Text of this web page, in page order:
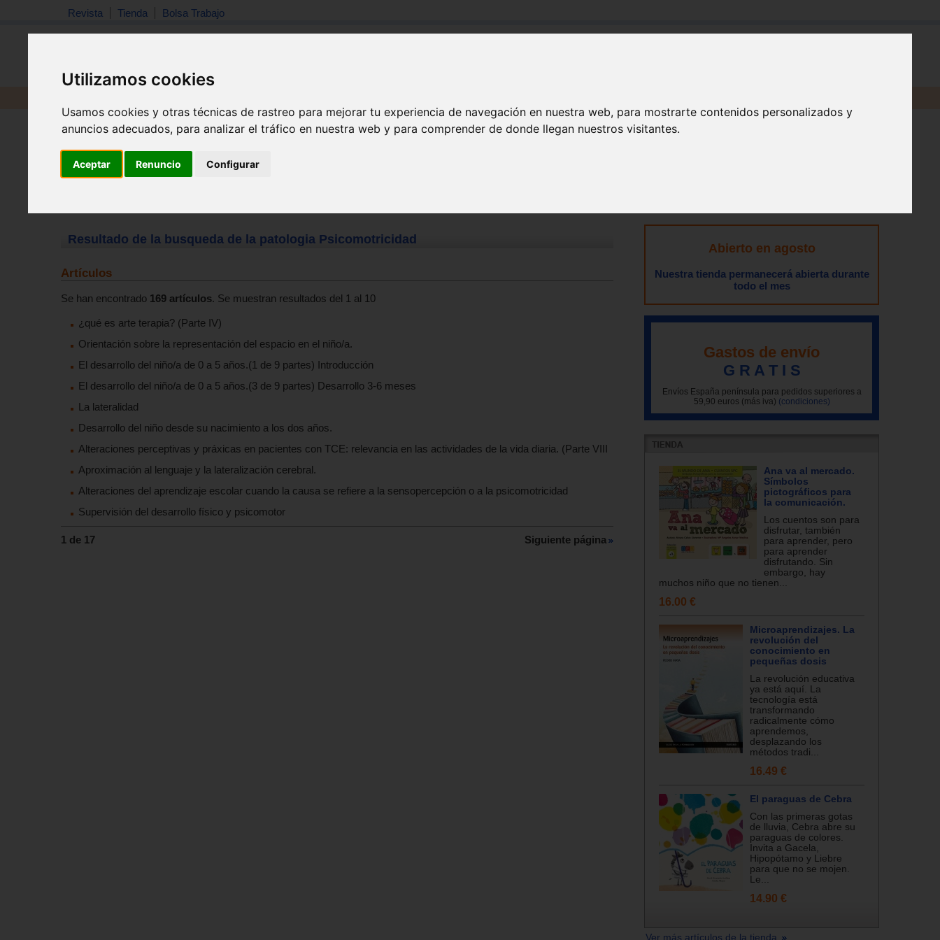
Utilizamos cookies
Usamos cookies y otras técnicas de rastreo para mejorar tu experiencia de navegación en nuestra web, para mostrarte contenidos personalizados y
anuncios adecuados, para analizar el tráfico en nuestra web y para comprender de donde llegan nuestros visitantes.
Aceptar Renuncio Configurar
Revista Tienda Bolsa Trabajo
Resultado de la busqueda de la patologia Psicomotricidad
Artículos
Se han encontrado 169 artículos. Se muestran resultados del 1 al 10
¿qué es arte terapia? (Parte IV)
Orientación sobre la representación del espacio en el niño/a.
El desarrollo del niño/a de 0 a 5 años.(1 de 9 partes) Introducción
El desarrollo del niño/a de 0 a 5 años.(3 de 9 partes) Desarrollo 3-6 meses
La lateralidad
Desarrollo del niño desde su nacimiento a los dos años.
Alteraciones perceptivas y práxicas en pacientes con TCE: relevancia en las actividades de la vida diaria. (Parte VIII
Aproximación al lenguaje y la lateralización cerebral.
Alteraciones del aprendizaje escolar cuando la causa se refiere a la sensopercepción o a la psicomotricidad
Supervisión del desarrollo físico y psicomotor
1 de 17 Siguiente página
Abierto en agosto
Nuestra tienda permanecerá abierta durante
todo el mes
Gastos de envío
G R A T I S
Envíos España península para pedidos superiores a
59,90 euros (más iva) (condiciones)
Ana va al mercado.
Símbolos
pictográficos para
la comunicación.
Los cuentos son para
disfrutar, también
para aprender, pero
para aprender
disfrutando. Sin
embargo, hay
muchos niño que no tienen...
16.00 €
Microaprendizajes. La
revolución del
conocimiento en
pequeñas dosis
La revolución educativa
ya está aquí. La
tecnología está
transformando
radicalmente cómo
aprendemos,
desplazando los
métodos tradi...
16.49 €
El paraguas de Cebra
Con las primeras gotas
de lluvia, Cebra abre su
paraguas de colores.
Invita a Gacela,
Hipopótamo y Liebre
para que no se mojen.
Le...
14.90 €
Ver más artículos de la tienda